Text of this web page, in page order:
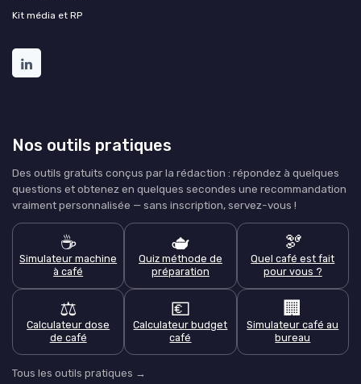
Kit média et RP
Nos outils pratiques
Des outils gratuits conçus par la rédaction : répondez à quelques
questions et obtenez en quelques secondes une recommandation
vraiment personnalisée — sans inscription, servez-vous !
☕
Simulateur machine
à café
🫖
Quiz méthode de
préparation
🫘
Quel café est fait
pour vous ?
⚖️
Calculateur dose
de café
💶
Calculateur budget
café
🏢
Simulateur café au
bureau
Tous les outils pratiques →